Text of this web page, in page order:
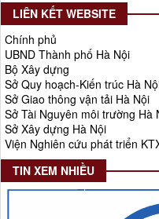
Thời gian đăng: 08/01/2025
lượt xem: 951 | lượt tải:404
Số 908/KH-VQH
Kế hoạch Thông tin, tuyên
nước của Viện Quy hoạch
2030
Thời gian đăng: 16/07/2026
lượt xem: 78 | lượt tải:30
2512/QĐ-UBND
Quyết định số 2512/QĐ-
thể Thủ đô Hà Nội tầm nhìn
LIÊN KẾT WEBSITE
Chính phủ
UBND Thành phố Hà Nội
Bộ Xây dựng
Sở Quy hoạch-Kiến trúc Hà
Sở Giao thông vận tải Hà Nội
Sở Tài Nguyên môi trường Hà
Sở Xây dựng Hà Nội
Viện Nghiên cứu phát triển
TIN XEM NHIỀU